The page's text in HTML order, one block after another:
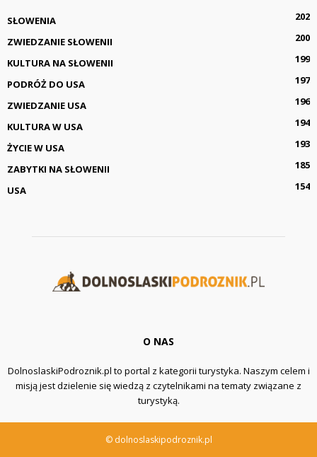
SŁOWENIA
202
ZWIEDZANIE SŁOWENII
200
KULTURA NA SŁOWENII
199
PODRÓŻ DO USA
197
ZWIEDZANIE USA
196
KULTURA W USA
194
ŻYCIE W USA
193
ZABYTKI NA SŁOWENII
185
USA
154
O NAS
DolnoslaskiPodroznik.pl to portal z kategorii turystyka. Naszym celem i
misją jest dzielenie się wiedzą z czytelnikami na tematy związane z
turystyką.
© dolnoslaskipodroznik.pl